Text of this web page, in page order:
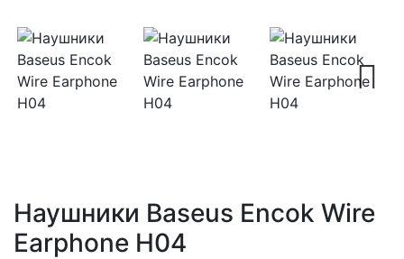
Наушники Baseus Encok Wire
Earphone H04